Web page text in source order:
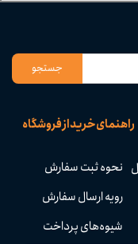
راهنمای خرید از فروشگاه
نحوه ثبت سفارش
رویه ارسال سفارش
شیوه‌های پرداخت
جستجو